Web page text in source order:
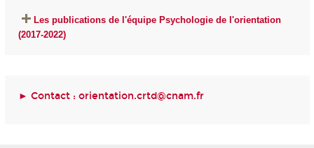
Les publications de l'équipe Psychologie de l'orientation
(2017-2022)
► Contact : orientation.crtd@cnam.fr